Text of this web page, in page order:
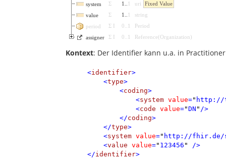
system
Σ 1 1 uri
Fixed Value
value
Σ 1 1
string
period
Σ I 0 1
Period
assigner
Σ I 0 1 Reference( Organization)
Kontext: Der Identifier kann u.a. in
<identifier>
<type>
<coding>
<system value=" http://
<code value="DN " />
</coding>
</type>
<system value=" http://fhir.de/
<value value=" 123456 "
/>
</identifier>